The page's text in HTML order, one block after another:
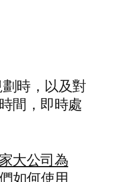
時，以及對
間，即時處
大公司為
如何使用